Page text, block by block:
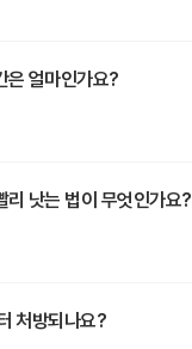
은 얼마인가요?
리 낫는 법이 무엇인가요?
처방되나요?